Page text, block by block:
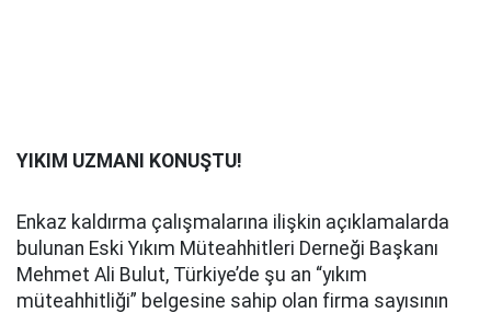
YIKIM UZMANI KONUŞTU!
Enkaz kaldırma çalışmalarına ilişkin açıklamalarda
bulunan Eski Yıkım Müteahhitleri Derneği Başkanı
Mehmet Ali Bulut, Türkiye’de şu an “yıkım
müteahhitliği” belgesine sahip olan firma sayısının